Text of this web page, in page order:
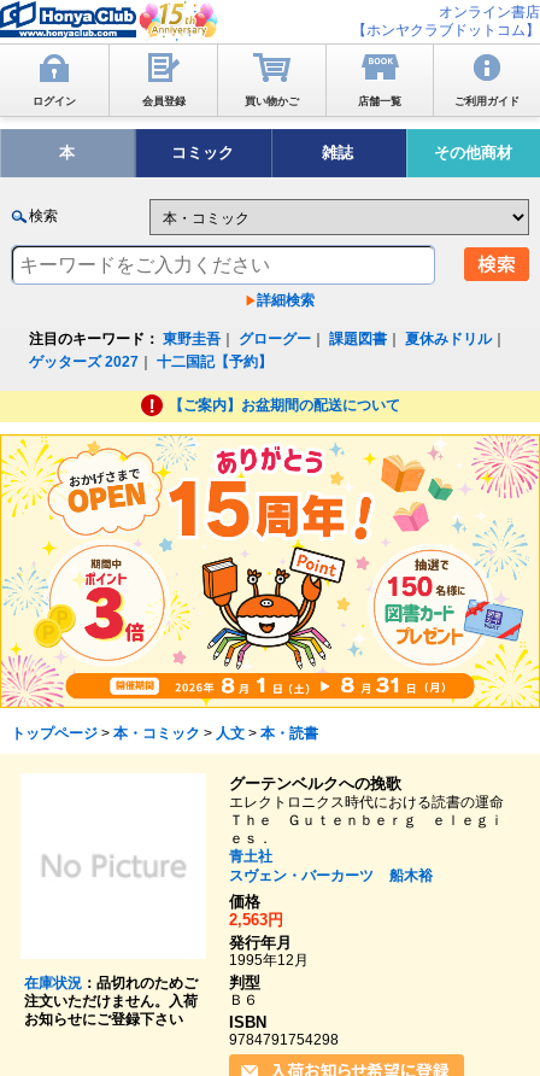
オンライン書店
【ホンヤクラブドットコム】
ログイン 会員登録 買い物かご 店舗一覧 ご利用ガイド
本 コミック 雑誌 その他商材
検索
詳細検索
注目のキーワード： 東野圭吾 グローグー ｜課題図書 ｜夏休みドリル｜
ゲッターズ 2027 ｜十二国記【予約】
【ご案内】お盆期間の配送について
トップページ> 本・コミック > 人文> 本・読書
在庫状況：品切れのためご
注文いただけません。入荷
お知らせにご登録下さい
グーテンベルクへの挽歌
エレクトロニクス時代における読書の運命
Ｔｈｅ Ｇｕｔｅｎｂｅｒｇ ｅｌｅｇｉ
ｅｓ．
青土社
スヴェン・バーカーツ
船木裕
価格
2,563円
発行年月
1995年12月
判型
Ｂ６
ISBN
9784791754298